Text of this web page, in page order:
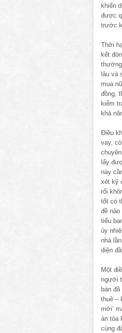
khiển
được
trước
Thời
kết
lâu và
mua
đồng,
kiểm
khả
Ðiều
vay,
lấy
này
xét kỹ
rối
tốt có
đề
tiểu
ủy
nhà
diện
Một
người
bán
thuê –
mới’
án tòa
cùng